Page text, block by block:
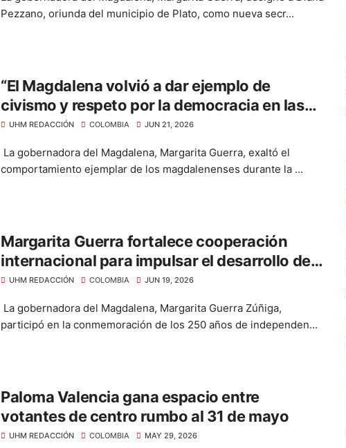
Pezzano, oriunda del municipio de Plato, como nueva secr...
“El Magdalena volvió a dar ejemplo de
civismo y respeto por la democracia en las
elecciones presidenciales”: Margarita Guerra
UHM REDACCIÓN COLOMBIA JUN 21, 2026
La gobernadora del Magdalena, Margarita Guerra, exaltó el
comportamiento ejemplar de los magdalenenses durante la ...
Margarita Guerra fortalece cooperación
internacional para impulsar el desarrollo del
Magdalena
UHM REDACCIÓN COLOMBIA JUN 19, 2026
La gobernadora del Magdalena, Margarita Guerra Zúñiga,
participó en la conmemoración de los 250 años de independen...
Paloma Valencia gana espacio entre
votantes de centro rumbo al 31 de mayo
UHM REDACCIÓN COLOMBIA MAY 29, 2026